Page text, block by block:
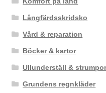
Långfärdsskridsko
Vård & reparation
Böcker & kartor
Ullunderställ &
Grundens regnkläder